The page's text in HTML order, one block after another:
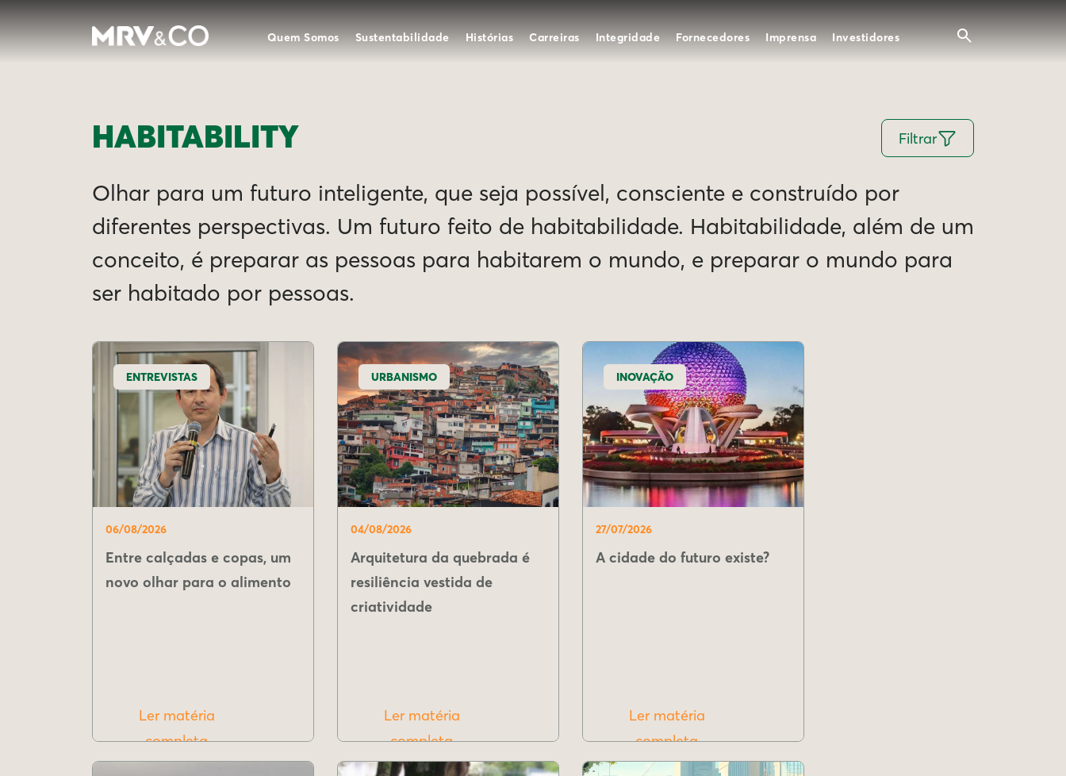
Quem Somos Sustentabilidade Histórias Carreiras Integridade Fornecedores Imprensa Investidores
HABITABILITY Filtrar
Olhar para um futuro inteligente, que seja possível, consciente e construído por
diferentes perspectivas. Um futuro feito de habitabilidade. Habitabilidade, além de um
conceito, é preparar as pessoas para habitarem o mundo, e preparar o mundo para
ser habitado por pessoas.
ENTREVISTAS
06/08/2026
Entre calçadas e copas, um
novo olhar para o alimento
Ler matéria
completa
URBANISMO
04/08/2026
Arquitetura da quebrada é
resiliência vestida de
criatividade
Ler matéria
completa
INOVAÇÃO
27/07/2026
A cidade do futuro existe?
Ler matéria
completa